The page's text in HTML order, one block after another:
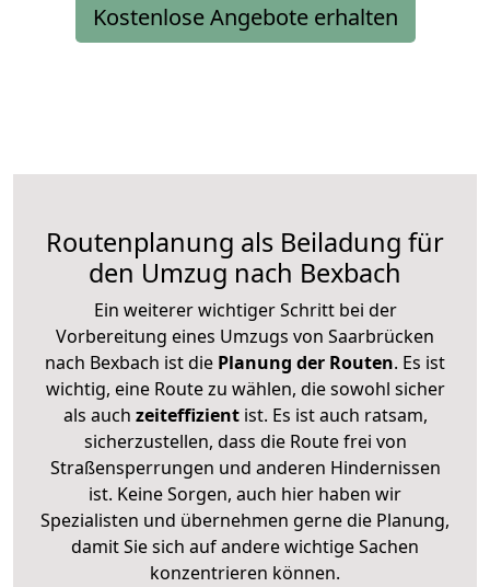
Kostenlose Angebote erhalten
Routenplanung als Beiladung für
den Umzug nach Bexbach
Ein weiterer wichtiger Schritt bei der
Vorbereitung eines Umzugs von Saarbrücken
nach Bexbach ist die Planung der Routen. Es ist
wichtig, eine Route zu wählen, die sowohl sicher
als auch zeiteffizientist. Es ist auch ratsam,
sicherzustellen, dass die Route frei von
Straßensperrungen und anderen Hindernissen
ist. Keine Sorgen, auch hier haben wir
Spezialisten und übernehmen gerne die Planung,
damit Sie sich auf andere wichtige Sachen
konzentrieren können.